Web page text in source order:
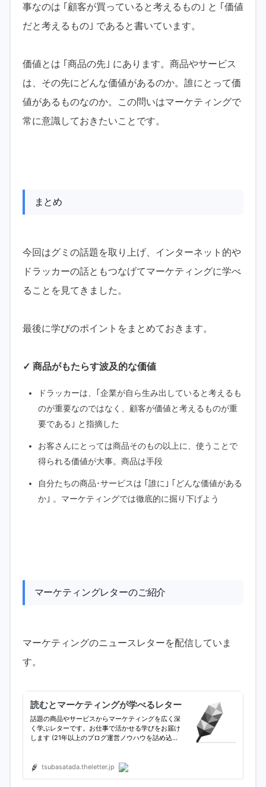
事なのは ｢顧客が買っていると考えるもの｣ と ｢価値
だと考えるもの｣ であると書いています。
価値とは ｢商品の先｣ にあります。商品やサービス
は、その先にどんな価値があるのか。誰にとって価
値があるものなのか。この問いはマーケティングで
常に意識しておきたいことです。
まとめ
今回はグミの話題を取り上げ、インターネット的や
ドラッカーの話ともつなげてマーケティングに学べ
ることを見てきました。
最後に学びのポイントをまとめておきます。
✓ 商品がもたらす波及的な価値
ドラッカーは、｢企業が自ら生み出していると考えるも
のが重要なのではなく、顧客が価値と考えるものが重
要である｣ と指摘した
お客さんにとっては商品そのもの以上に、使うことで
得られる価値が大事。商品は手段
自分たちの商品･サービスは ｢誰に｣ ｢どんな価値がある
か｣ 。マーケティングでは徹底的に掘り下げよう
マーケティングレターのご紹介
マーケティングのニュースレターを配信していま
す。